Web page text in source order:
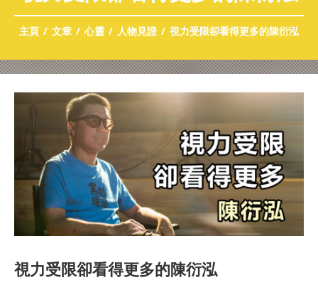
主頁 文章 心靈 人物見證 視力受限卻看得更多的陳衍泓
視力受限卻看得更多的陳衍泓